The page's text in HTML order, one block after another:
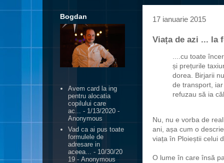
17 ianuarie 2015
Viața de azi ... la
....cu toate
și prețurile
dorea. Birjarii
de transport,
refuzau să ia
Nu, nu e vorba de
ani, așa cum o
viața în Ploieștii celui
O lume în care însă
Bogdan
Avem card la ing
pentru alocatia
copilului care
ac... - 1/13/2020 -
Anonymous
Vad ca ai pus toate
formulele de
adresare in
aceea...
- 10/30/20
19 - Anonymous